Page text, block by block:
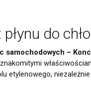
do
samochodowych –
etylenowego,